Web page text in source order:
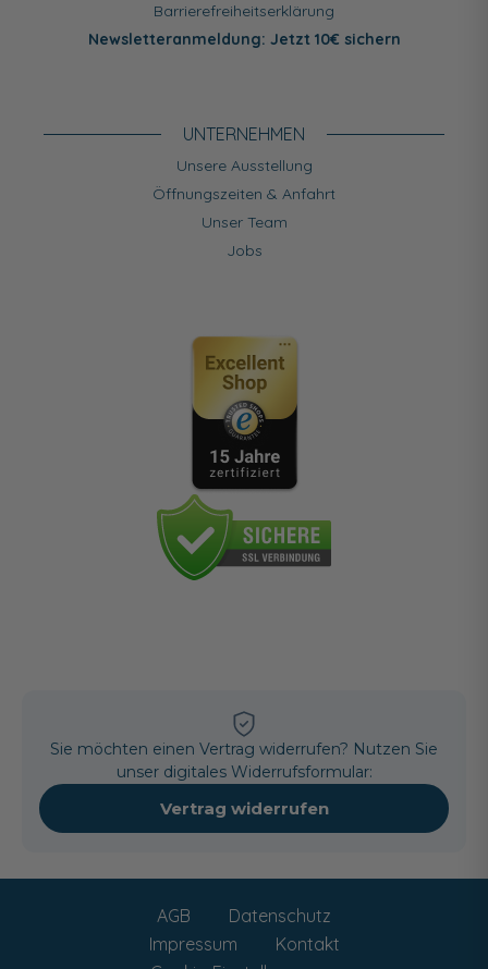
Barrierefreiheitserklärung
Newsletteranmeldung: Jetzt 10€ sichern
UNTERNEHMEN
Unsere Ausstellung
Öffnungszeiten & Anfahrt
Unser Team
Jobs
Sie möchten einen Vertrag widerrufen? Nutzen Sie
unser digitales Widerrufsformular:
Vertrag widerrufen
AGB
Datenschutz
Impressum
Kontakt